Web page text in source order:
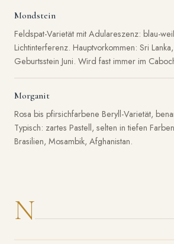
Mondstein
Feldspat-Varietät mit Adulareszenz: blau-
Lichtinterferenz. Hauptvorkommen: Sri
Geburtsstein Juni. Wird fast immer im
Morganit
Rosa bis pfirsichfarbene Beryll-Varietät,
Typisch: zartes Pastell, selten in tiefen
Brasilien, Mosambik, Afghanistan.
N